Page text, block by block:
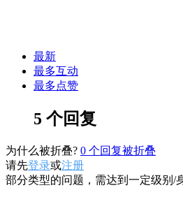
最新
最多互动
最多点赞
5 个回复
为什么被折叠? 0 个回复被折叠
请先登录或注册
部分类型的问题，需达到一定级别/